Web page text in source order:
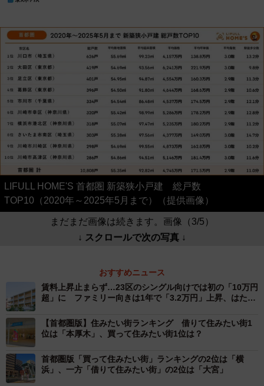
LIFULL HOME'S 首都圏 新築狭小戸建 総戸数
TOP10（2020年～2025年5月まで）（提供画像）
まだまだ画像は続きます。画像（3/5）
↓ スクロールで次の写真 ↓
おすすめニュース
賃料上昇止まらず…23区のシングル向けでは初の「10万円
超」に ファミリー向きは1年で「3.2万円」上昇、はたし
【首都圏版】住みたい街ランキング 借りて住みたい街1
位は「本厚木」、買って住みたい街1位は？
首都圏版「買って住みたい街」ランキングの2位は「横
浜」、一方「借りて住みたい街」の2位は「大宮」